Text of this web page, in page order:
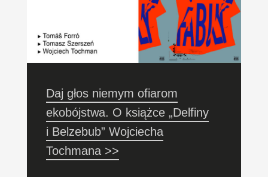
Daj głos niemym ofiarom
ekobójstwa. O książce „Delfiny
i Belzebub” Wojciecha
Tochmana >>